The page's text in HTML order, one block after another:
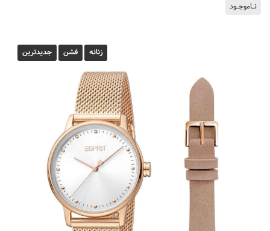
نـاموجـود
زنانه فشن جدیدترین